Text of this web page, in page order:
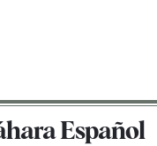
Español